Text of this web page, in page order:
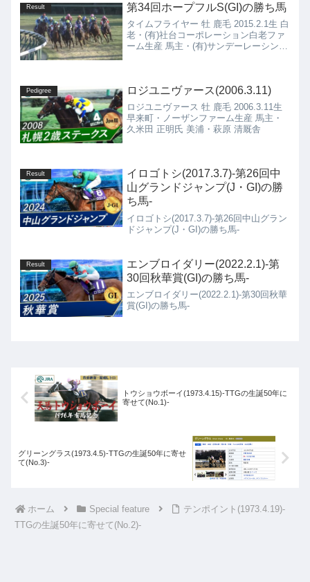
Result 第34回ホープフルS(GI)の勝ち馬
タイムフライヤー 牡 鹿毛 2015.2.1生 白
老・(有)社台コーポレーション白老ファ
ーム生産 馬主・(有)サンデーレーシング
Pedigree ロジユニヴァース(2006.3.11)
ロジユニヴァース 牡 鹿毛 2006.3.11生
早来町・ノーザンファーム生産 馬主・
久米田 正明氏 美浦・萩原 清厩舎
Result
イロゴトシ(2017.3.7)-第26回中
山グランドジャンプ(J・GI)の勝
ち馬-
イロゴトシ(2017.3.7)-第26回中山グラン
ドジャンプ(J・GI)の勝ち馬-
Result
エンブロイダリー(2022.2.1)-第
30回秋華賞(GI)の勝ち馬-
エンブロイダリー(2022.2.1)-第30回秋華
賞(GI)の勝ち馬-
トウショウボーイ(1973.4.15)-TTGの生誕50年に
寄せて(No.1)-
グリーングラス(1973.4.5)-TTGの生誕50年に寄せ
て(No.3)-
ホーム Special feature
テンポイント(1973.4.19)-
TTGの生誕50年に寄せて(No.2)-